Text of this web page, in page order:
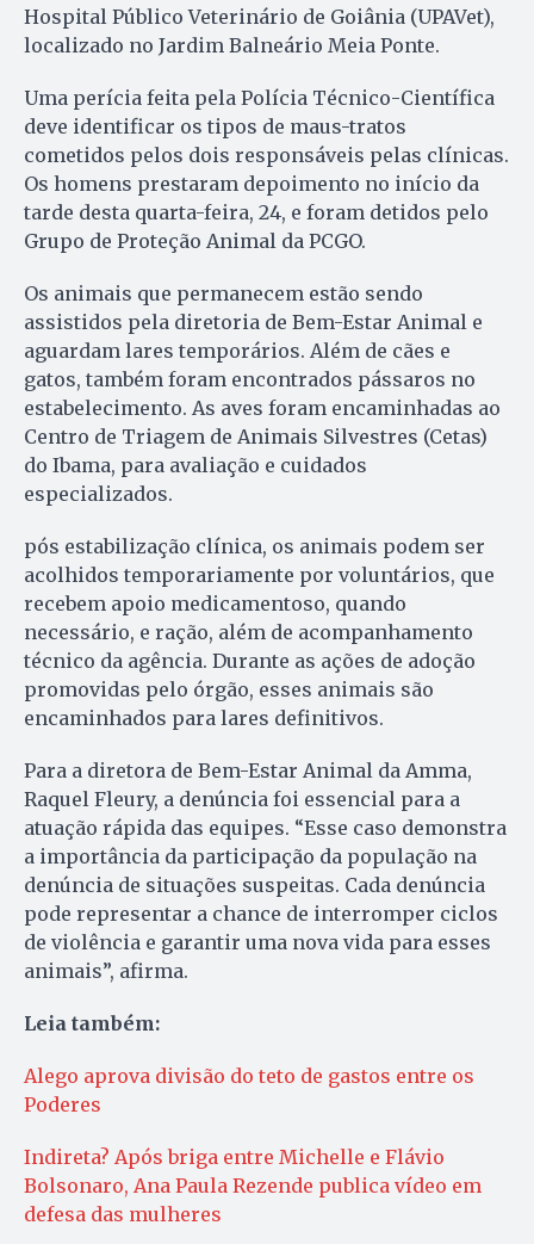
Hospital Público Veterinário de Goiânia (UPAVet),
localizado no Jardim Balneário Meia Ponte.
Uma perícia feita pela Polícia Técnico-Científica
deve identificar os tipos de maus-tratos
cometidos pelos dois responsáveis pelas clínicas.
Os homens prestaram depoimento no início da
tarde desta quarta-feira, 24, e foram detidos pelo
Grupo de Proteção Animal da PCGO.
Os animais que permanecem estão sendo
assistidos pela diretoria de Bem-Estar Animal e
aguardam lares temporários. Além de cães e
gatos, também foram encontrados pássaros no
estabelecimento. As aves foram encaminhadas ao
Centro de Triagem de Animais Silvestres (Cetas)
do Ibama, para avaliação e cuidados
especializados.
pós estabilização clínica, os animais podem ser
acolhidos temporariamente por voluntários, que
recebem apoio medicamentoso, quando
necessário, e ração, além de acompanhamento
técnico da agência. Durante as ações de adoção
promovidas pelo órgão, esses animais são
encaminhados para lares definitivos.
Para a diretora de Bem-Estar Animal da Amma,
Raquel Fleury, a denúncia foi essencial para a
atuação rápida das equipes. “Esse caso demonstra
a importância da participação da população na
denúncia de situações suspeitas. Cada denúncia
pode representar a chance de interromper ciclos
de violência e garantir uma nova vida para esses
animais”, afirma.
Leia também:
Alego aprova divisão do teto de gastos entre os
Poderes
Indireta? Após briga entre Michelle e Flávio
Bolsonaro, Ana Paula Rezende publica vídeo em
defesa das mulheres